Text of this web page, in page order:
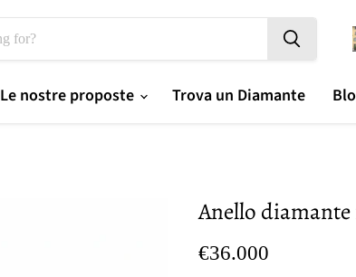
Le nostre proposte Trova un Diamante
Anello
Prezzo oggi
€36.000